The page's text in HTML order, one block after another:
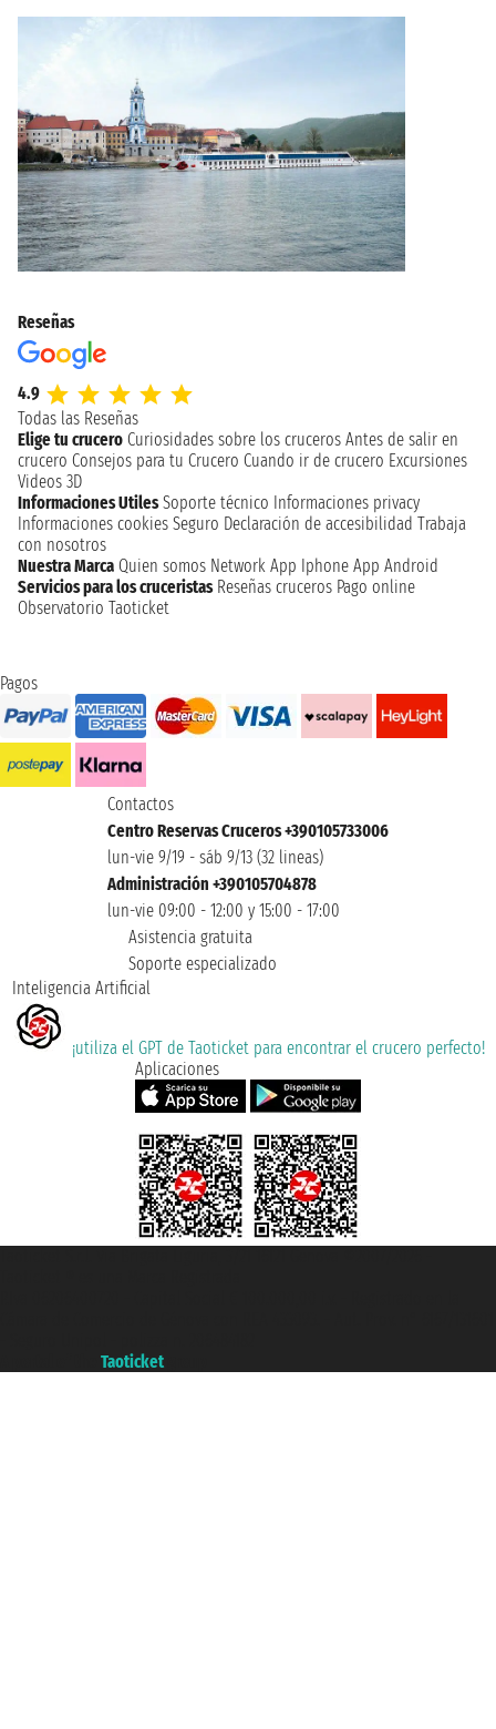
Reseñas
4.9
Todas las Reseñas
Elige tu crucero Curiosidades sobre los cruceros Antes de salir en
crucero Consejos para tu Crucero Cuando ir de crucero Excursiones
Videos 3D
Informaciones Utiles Soporte técnico Informaciones privacy
Informaciones cookies Seguro Declaración de accesibilidad Trabaja
con nosotros
Nuestra Marca Quien somos Network App Iphone App Android
Servicios para los cruceristas Reseñas cruceros Pago online
Observatorio Taoticket
Pagos
Contactos
Centro Reservas Cruceros +390105733006
lun-vie 9/19 - sáb 9/13 (32 lineas)
Administración +390105704878
lun-vie 09:00 - 12:00 y 15:00 - 17:00
Asistencia gratuita
Soporte especializado
Inteligencia Artificial
¡utiliza el GPT de Taoticket para encontrar el crucero perfecto!
Aplicaciones
Taoticket